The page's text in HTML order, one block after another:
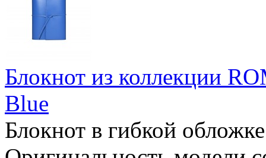
Блокнот из коллекции
Blue
Блокнот в гибкой